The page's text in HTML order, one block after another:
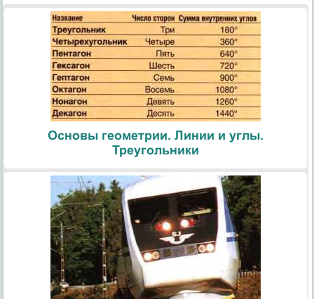
Основы геометрии. Линии и углы.
Треугольники